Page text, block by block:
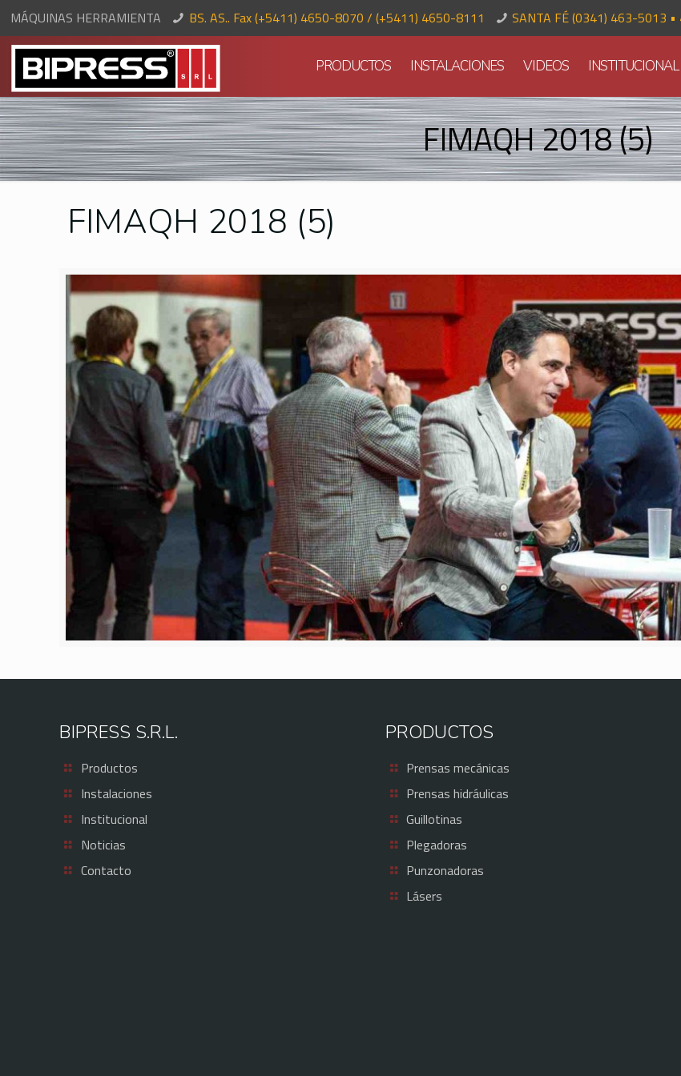
MÁQUINAS HERRAMIENTA BS. AS.. Fax (+5411) 4650-8070 / (+5411) 4650-8111 SANTA FÉ (0341) 463-5013
PRODUCTOS INSTALACIONES VIDEOS INSTITUCIONAL
FIMAQH 2018 (5)
FIMAQH 2018 (5)
BIPRESS S.R.L.
Productos
Instalaciones
Institucional
Noticias
Contacto
PRODUCTOS
Prensas mecánicas
Prensas hidráulicas
Guillotinas
Plegadoras
Punzonadoras
Lásers